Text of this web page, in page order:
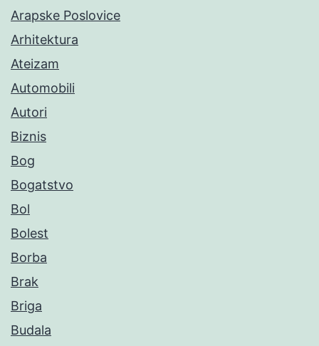
Arapske Poslovice
Arhitektura
Ateizam
Automobili
Autori
Biznis
Bog
Bogatstvo
Bol
Bolest
Borba
Brak
Briga
Budala